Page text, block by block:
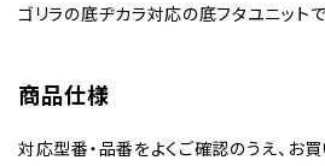
ゴリラの底ヂカラ対応の底フタユニットで
商品仕様
対応型番・品番をよくご確認のうえ、お買